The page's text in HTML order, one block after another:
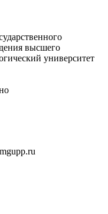
высшего
университет